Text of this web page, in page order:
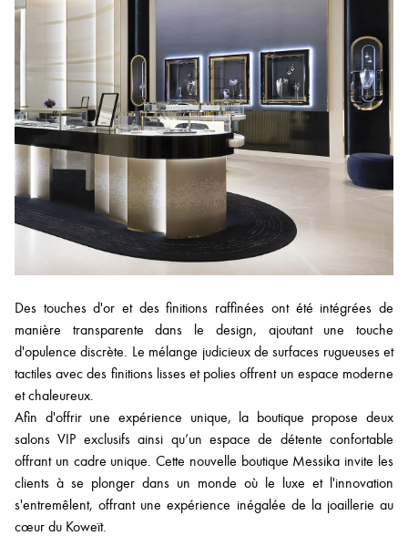
Des touches d'or et des finitions raffinées ont été intégrées de
manière transparente dans le design, ajoutant une touche
d'opulence discrète. Le mélange judicieux de surfaces rugueuses et
tactiles avec des finitions lisses et polies offrent un espace moderne
et chaleureux.
Afin d'offrir une expérience unique, la boutique propose deux
salons VIP exclusifs ainsi qu’un espace de détente confortable
offrant un cadre unique. Cette nouvelle boutique Messika invite les
clients à se plonger dans un monde où le luxe et l'innovation
s'entremêlent, offrant une expérience inégalée de la joaillerie au
cœur du Koweït.